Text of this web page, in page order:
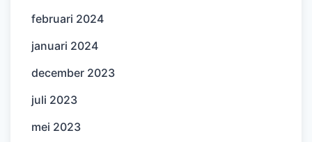
februari 2024
januari 2024
december 2023
juli 2023
mei 2023